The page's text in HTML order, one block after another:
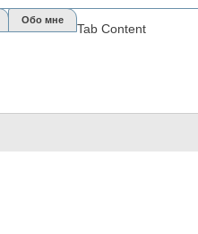
Обо мне
Tab Content